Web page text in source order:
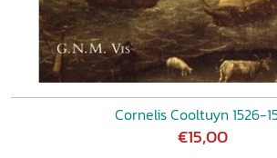
Cornelis Cooltuyn 1526-
€15,00